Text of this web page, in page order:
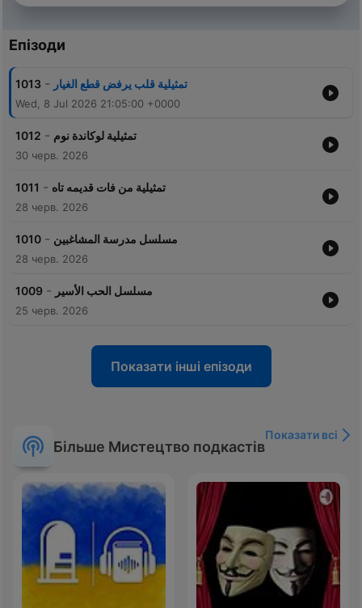
Епізоди
1013 - تمثيلية قلب يرفض قطع الغيار
Wed, 8 Jul 2026 21:05:00 +0000
1012 - تمثيلية لوكاندة نوم
30 черв. 2026
1011 - تمثيلية من فات قديمه تاه
28 черв. 2026
1010 - مسلسل مدرسة المشاغبين
28 черв. 2026
1009 - مسلسل الحب الأسير
25 черв. 2026
Показати інші епізоди
Більше Мистецтво подкастів
Показати всі